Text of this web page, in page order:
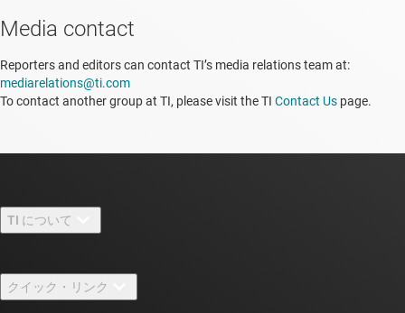
Media contact
Reporters and editors can contact TI’s media relations team at:
mediarelations@ti.com
To contact another group at TI, please visit the TI Contact Us page.
TI について
採用情報
クイック・リンク